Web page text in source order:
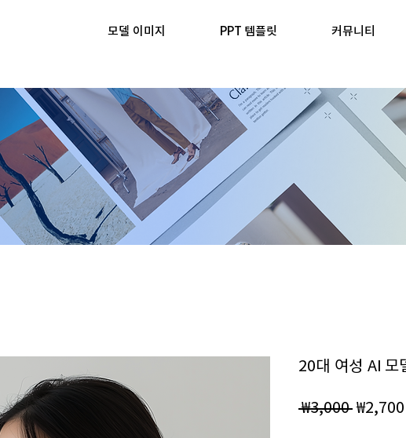
모델 이미지 PPT 템플릿 커뮤니티
20대 여성 AI 모
₩3,000 일
₩2,700